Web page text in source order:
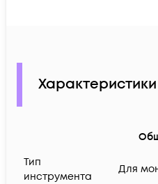
Характеристики
Тип
инструмента
Для